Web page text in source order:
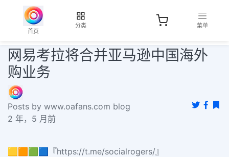
首页
分类 菜单
网易考拉将合并亚马逊中国海外
购业务
Posts by www.oafans.com blog
2 年，5 月前
🟨🟧🟩🟦『https://t.me/socialrogers/』